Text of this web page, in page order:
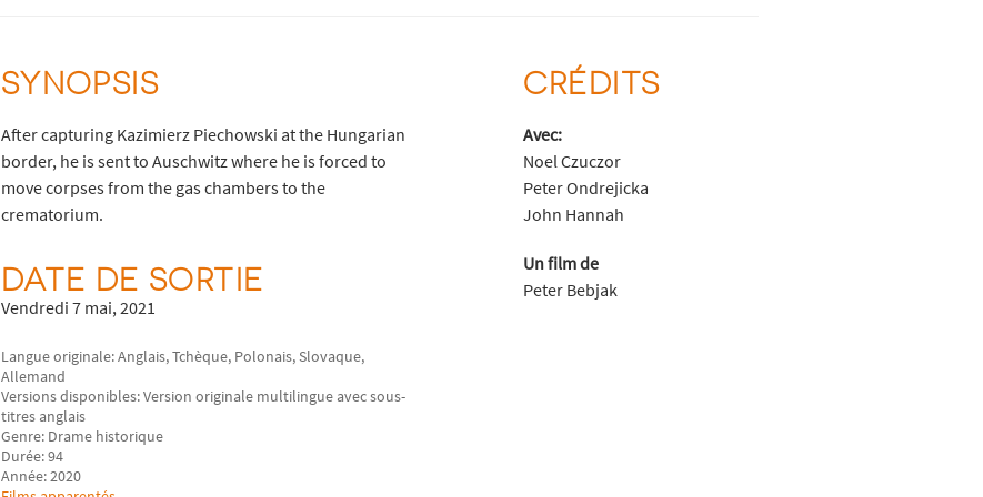
SYNOPSIS
After capturing Kazimierz Piechowski at the Hungarian
border, he is sent to Auschwitz where he is forced to
move corpses from the gas chambers to the
crematorium.
DATE DE SORTIE
Vendredi 7 mai, 2021
Langue originale: Anglais, Tchèque, Polonais, Slovaque,
Allemand
Versions disponibles: Version originale multilingue avec sous-
titres anglais
Genre: Drame historique
Durée: 94
Année: 2020
CRÉDITS
Avec:
Noel Czuczor
Peter Ondrejicka
John Hannah
Un film de
Peter Bebjak